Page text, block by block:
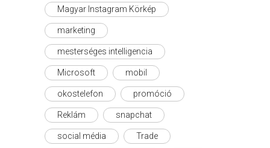
Magyar Instagram Körkép
marketing
mesterséges intelligencia
Microsoft mobil
okostelefon promóció
Reklám snapchat
social média Trade